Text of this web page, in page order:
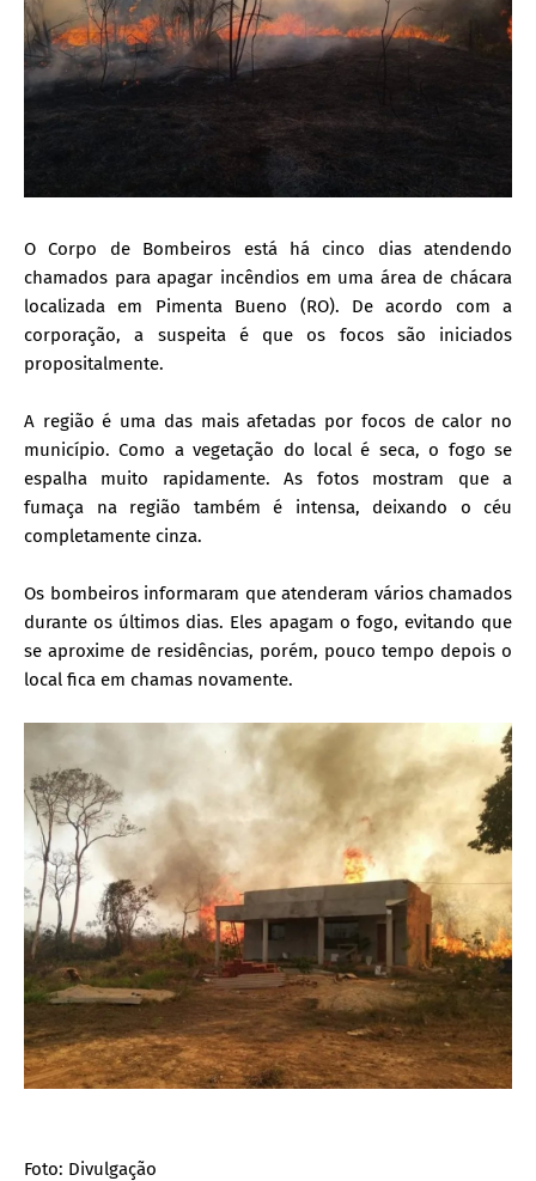
O Corpo de Bombeiros está há cinco dias atendendo
chamados para apagar incêndios em uma área de chácara
localizada em Pimenta Bueno (RO). De acordo com a
corporação, a suspeita é que os focos são iniciados
propositalmente.
A região é uma das mais afetadas por focos de calor no
município. Como a vegetação do local é seca, o fogo se
espalha muito rapidamente. As fotos mostram que a
fumaça na região também é intensa, deixando o céu
completamente cinza.
Os bombeiros informaram que atenderam vários chamados
durante os últimos dias. Eles apagam o fogo, evitando que
se aproxime de residências, porém, pouco tempo depois o
local fica em chamas novamente.
Foto: Divulgação